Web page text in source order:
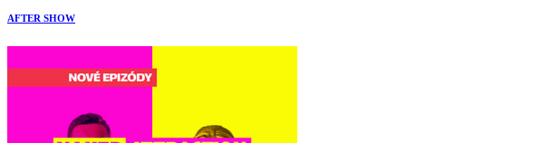
AFTER SHOW